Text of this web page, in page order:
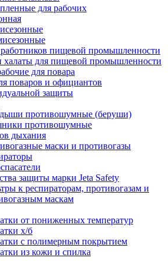
для рабочих
пищевой промышленности
для пищевой промышленности
для повара
поваров и официантов
защиты
противошумные (беруши)
противошумные
дыхания
маски и противогазы
защиты марки Jeta Safety
к респираторам, противогазам и
маскам
от пониженных температур
х/б
с полимерным покрытием
из кожи и спилка